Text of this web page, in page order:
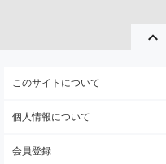
このサイトについて
個人情報について
会員登録